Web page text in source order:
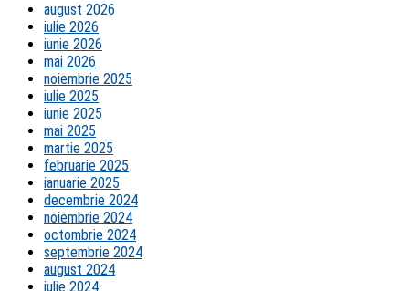
august 2026
iulie 2026
iunie 2026
mai 2026
noiembrie 2025
iulie 2025
iunie 2025
mai 2025
martie 2025
februarie 2025
ianuarie 2025
decembrie 2024
noiembrie 2024
octombrie 2024
septembrie 2024
august 2024
iulie 2024